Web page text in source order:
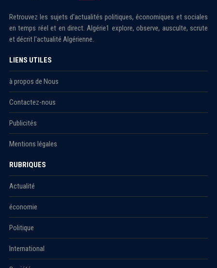
Retrouvez les sujets d'actualités politiques, économiques et sociales
en temps réel et en direct. Algérie1 explore, observe, ausculte, scrute
et décrit l'actualité Algérienne.
LIENS UTILES
à propos de Nous
Contactez-nous
Publicités
Mentions légales
RUBRIQUES
Actualité
économie
Politique
International